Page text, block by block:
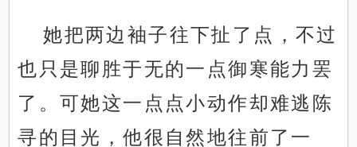
她把两边袖子往下扯了点，不过
也只是聊胜于无的一点御寒能力罢
了。可她这一点点小动作却难逃陈
寻的目光，他很自然地往前了一